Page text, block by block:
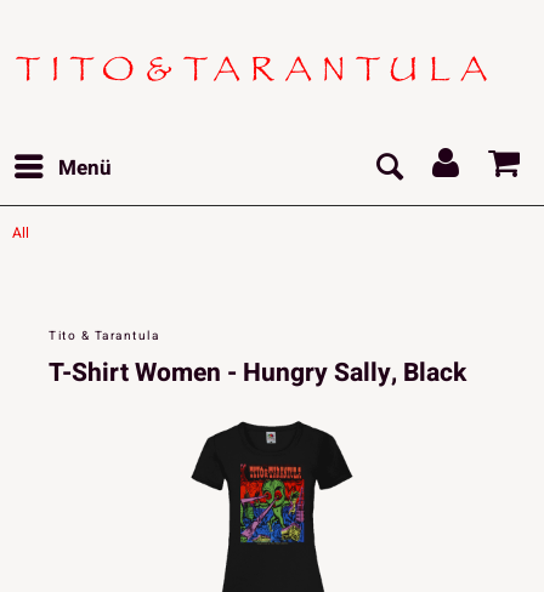
Menü
All
Tito & Tarantula
T-Shirt Women - Hungry Sally, Black